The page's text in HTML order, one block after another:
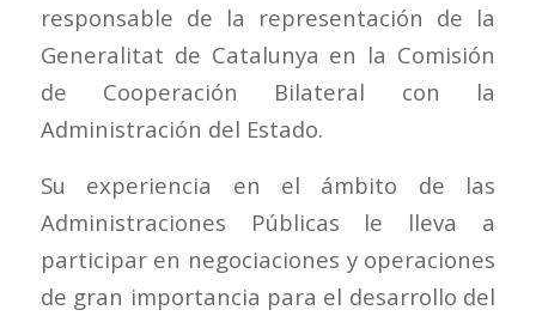
responsable de la representación de la
Generalitat de Catalunya en la Comisión
de Cooperación Bilateral con la
Administración del Estado.
Su experiencia en el ámbito de las
Administraciones Públicas le lleva a
participar en negociaciones y operaciones
de gran importancia para el desarrollo del